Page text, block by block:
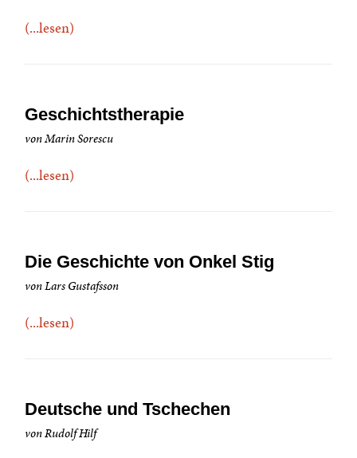
(...lesen)
Geschichtstherapie
von Marin Sorescu
(...lesen)
Die Geschichte von Onkel Stig
von Lars Gustafsson
(...lesen)
Deutsche und Tschechen
von Rudolf Hilf